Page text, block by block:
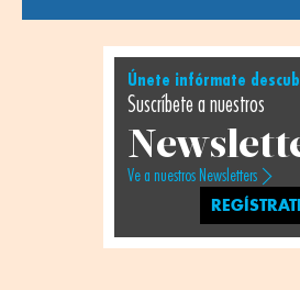
Únete infórmate
Suscríbete a nuestros
Ve a nuestros Newsletters